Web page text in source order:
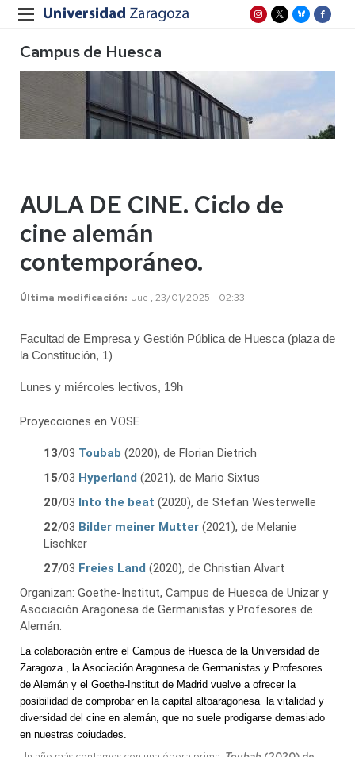
Campus de Huesca
AULA DE CINE. Ciclo de
cine alemán
contemporáneo.
Última modificación Jue , 23/01/2025 - 02:33
Facultad de Empresa y Gestión Pública de Huesca (plaza de
la Constitución, 1)
Lunes y miércoles lectivos, 19h
Proyecciones en VOSE
13/03 Toubab (2020), de Florian Dietrich
15/03 Hyperland (2021), de Mario Sixtus
20/03 Into the beat (2020), de Stefan Westerwelle
22/03 Bilder meiner Mutter (2021), de Melanie
Lischker
27/03 Freies Land (2020), de Christian Alvart
Organizan: Goethe-Institut, Campus de Huesca de Unizar y
Asociación Aragonesa de Germanistas y Profesores de
Alemán.
La colaboración entre el Campus de Huesca de la Universidad de
Zaragoza , la Asociación Aragonesa de Germanistas y Profesores
de Alemán y el Goethe-Institut de Madrid vuelve a ofrecer la
posibilidad de comprobar en la capital altoaragonesa la vitalidad y
diversidad del cine en alemán, que no suele prodigarse demasiado
en nuestras coiudades.